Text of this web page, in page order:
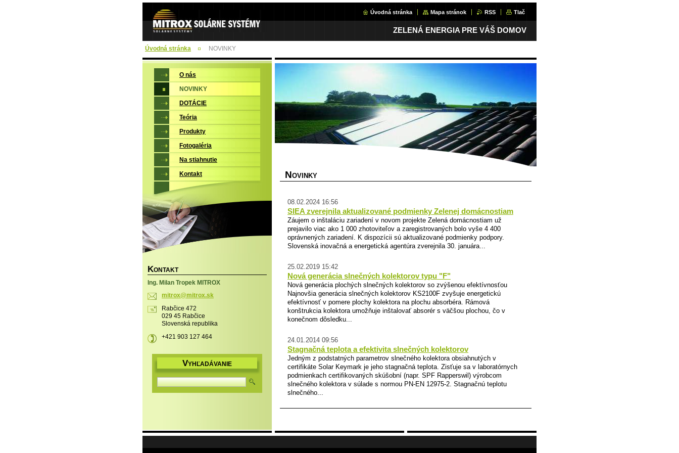
Úvodná stránka Mapa stránok RSS Tlač
ZELENÁ ENERGIA PRE VÁŠ DOMOV
Úvodná stránka NOVINKY
NOVINKY
08.02.2024 16:56
SIEA zverejnila aktualizované podmienky Zelenej domácnostiam
Záujem o inštaláciu zariadení v novom projekte Zelená domácnostiam už
prejavilo viac ako 1 000 zhotoviteľov a zaregistrovaných bolo vyše 4 400
oprávnených zariadení. K dispozícii sú aktualizované podmienky podpory.
Slovenská inovačná a energetická agentúra zverejnila 30. januára...
25.02.2019 15:42
Nová generácia slnečných kolektorov typu "F"
Nová generácia plochých slnečných kolektorov so zvýšenou efektívnosťou
Najnovšia generácia slnečných kolektorov KS2100F zvyšuje energetickú
efektívnosť v pomere plochy kolektora na plochu absorbéra. Rámová
konštrukcia kolektora umožňuje inštalovať absorér s väčšou plochou, čo v
konečnom dôsledku...
24.01.2014 09:56
Stagnačná teplota a efektivita slnečných kolektorov
Jedným z podstatných parametrov slnečného kolektora obsiahnutých v
certifikáte Solar Keymark je jeho stagnačná teplota. Zisťuje sa v laboratórnych
podmienkach certifikovaných skúšobní (napr. SPF Rapperswil) výrobcom
slnečného kolektora v súlade s normou PN-EN 12975-2. Stagnačnú teplotu
slnečného...
O nás
NOVINKY
DOTÁCIE
Teória
Produkty
Fotogaléria
Na stiahnutie
Kontakt
KONTAKT
Ing. Milan Tropek MITROX
mitrox@mitrox.sk
Rabčice 472
029 45 Rabčice
Slovenská republika
+421 903 127 464
VYHĽADÁVANIE